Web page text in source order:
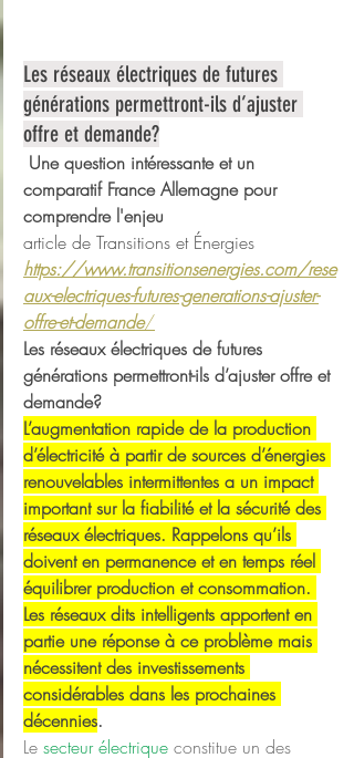
Les réseaux électriques de futures
générations permettront-ils d’ajuster
offre et demande?
comparatif France Allemagne pour
comprendre l'enjeu
article de Transitions et Énergies
https://www.transitionsenergies.com/rese
aux-electriques-futures-generations-ajuster-
offre-et-demande/
Les réseaux électriques de futures
générations permettront-ils d’ajuster offre et
demande?
L’augmentation rapide de la production
d’électricité à partir de sources d’énergies
renouvelables intermittentes a un impact
important sur la fiabilité et la sécurité des
réseaux électriques. Rappelons qu’ils
doivent en permanence et en temps réel
équilibrer production et consommation.
Les réseaux dits intelligents apportent en
partie une réponse à ce problème mais
nécessitent des investissements
considérables dans les prochaines
décennies.
Le secteur électrique constitue un des